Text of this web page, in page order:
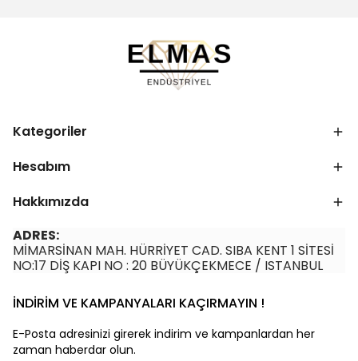
Kategoriler
Hesabım
Hakkımızda
ADRES:
MİMARSİNAN MAH. HÜRRİYET CAD. SIBA KENT 1 SİTESİ
NO:17 DİŞ KAPI NO : 20 BÜYÜKÇEKMECE / ISTANBUL
İNDİRİM VE KAMPANYALARI KAÇIRMAYIN !
E-Posta adresinizi girerek indirim ve kampanlardan her
zaman haberdar olun.